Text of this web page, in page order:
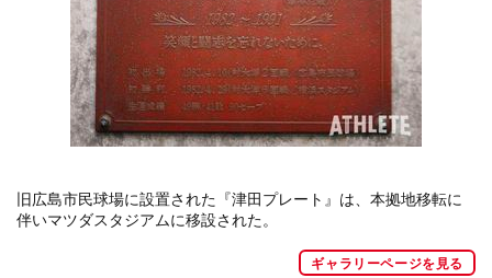
旧広島市民球場に設置された『津田プレート』は、本拠地移転に
伴いマツダスタジアムに移設された。
ギャラリーページを見る